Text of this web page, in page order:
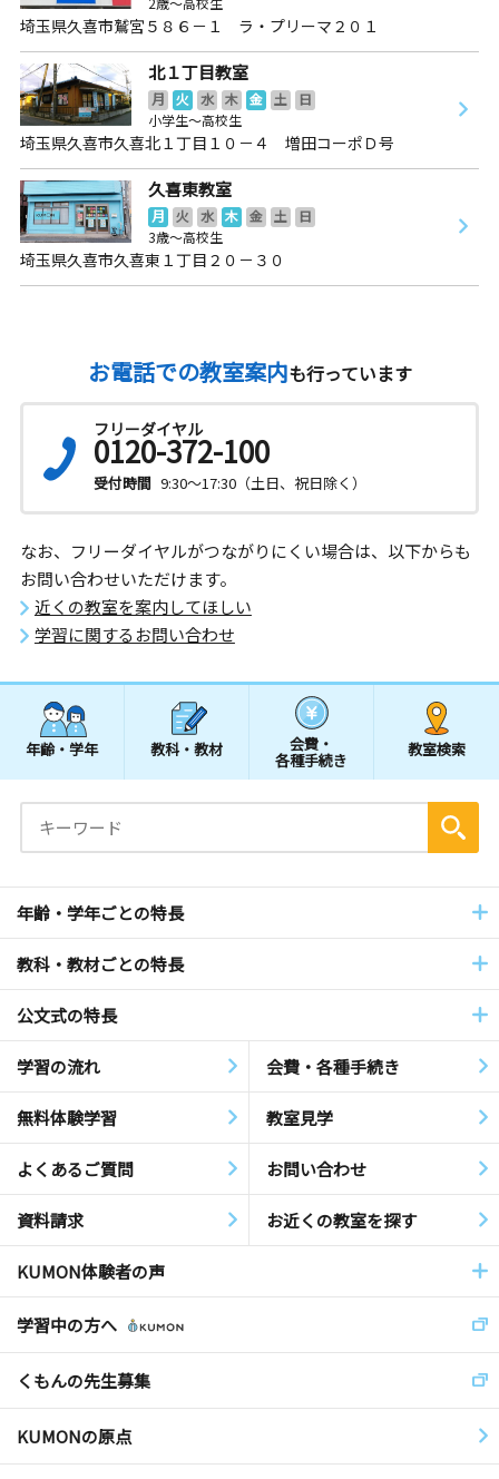
埼玉県久喜市鷲宮５８６－１ ラ・プリーマ２０１
北１丁目教室
月 火 水 木 金 土
日
小学生～高校生
埼玉県久喜市久喜北１丁目１０－４ 増田コーポＤ号
久喜東教室
月 火 水 木 金 土
日
3歳～高校生
埼玉県久喜市久喜東１丁目２０－３０
お電話での教室案内も行っています
フリーダイヤル
0120-372-100
受付時間 9:30～17:30（土日、祝日除く）
なお、フリーダイヤルがつながりにくい場合は、以下からも
お問い合わせいただけます。
近くの教室を案内してほしい
学習に関するお問い合わせ
年齢・学年 教科・教材 会費・
各種手続き
教室検索
年齢・学年ごとの特長
教科・教材ごとの特長
公文式の特長
学習の流れ 会費・各種手続き
無料体験学習 教室見学
よくあるご質問 お問い合わせ
資料請求 お近くの教室を探す
KUMON体験者の声
学習中の方へ
くもんの先生募集
KUMONの原点